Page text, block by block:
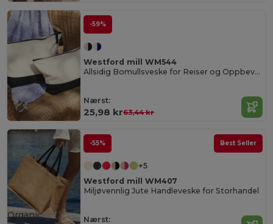
-59%
Westford mill WM544
Allsidig Bomullsveske for Reiser og Oppbevaring
Nærst:
25,98 kr63,44 kr
-55% Best Seller
+5
Westford mill WM407
Miljøvennlig Jute Handleveske for Storhandel
Nærst:
Organic